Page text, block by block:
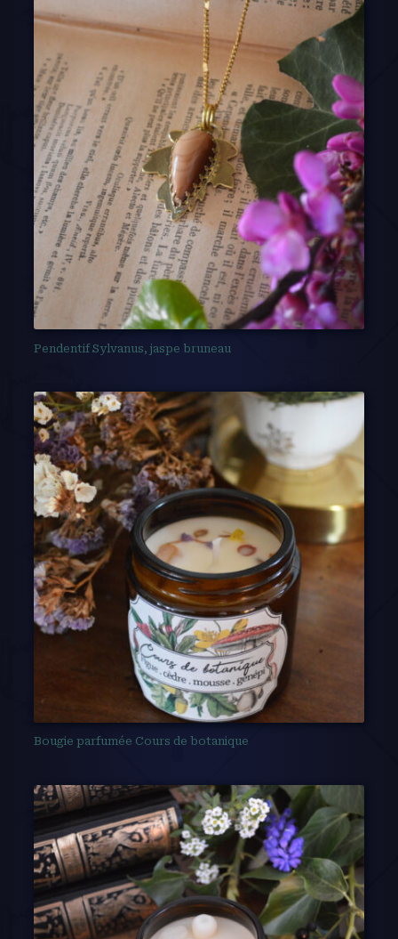
Pendentif Sylvanus, jaspe bruneau
Bougie parfumée Cours de botanique